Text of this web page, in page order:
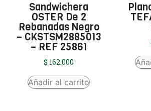
Sandwichera
OSTER De 2
Rebanadas Negro
– CKSTSM2885013
– REF 25861
$ 162.000
Añadir al carrito